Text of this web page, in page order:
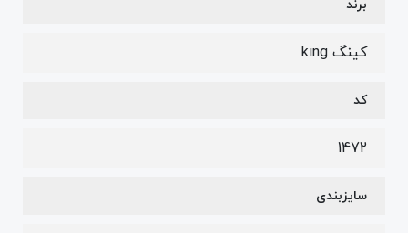
برند
کینگ king
کد
1472
سایزبندی